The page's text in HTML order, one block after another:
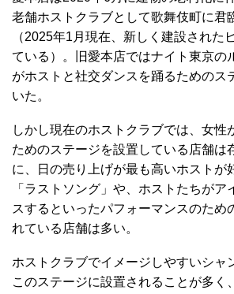
老舗ホストクラブとして歌舞伎町に君
（2025年1月現在、新しく建設された
ている）。旧愛本店ではナイト東京の
がホストと社交ダンスを踊るためのス
いた。
しかし現在のホストクラブでは、女性
ためのステージを設置している店舗は
に、日の売り上げが最も高いホストが
「ラストソング」や、ホストたちがア
スするといったパフォーマンスのため
れている店舗は多い。
ホストクラブでイメージしやすいシャ
このステージに設置されることが多く